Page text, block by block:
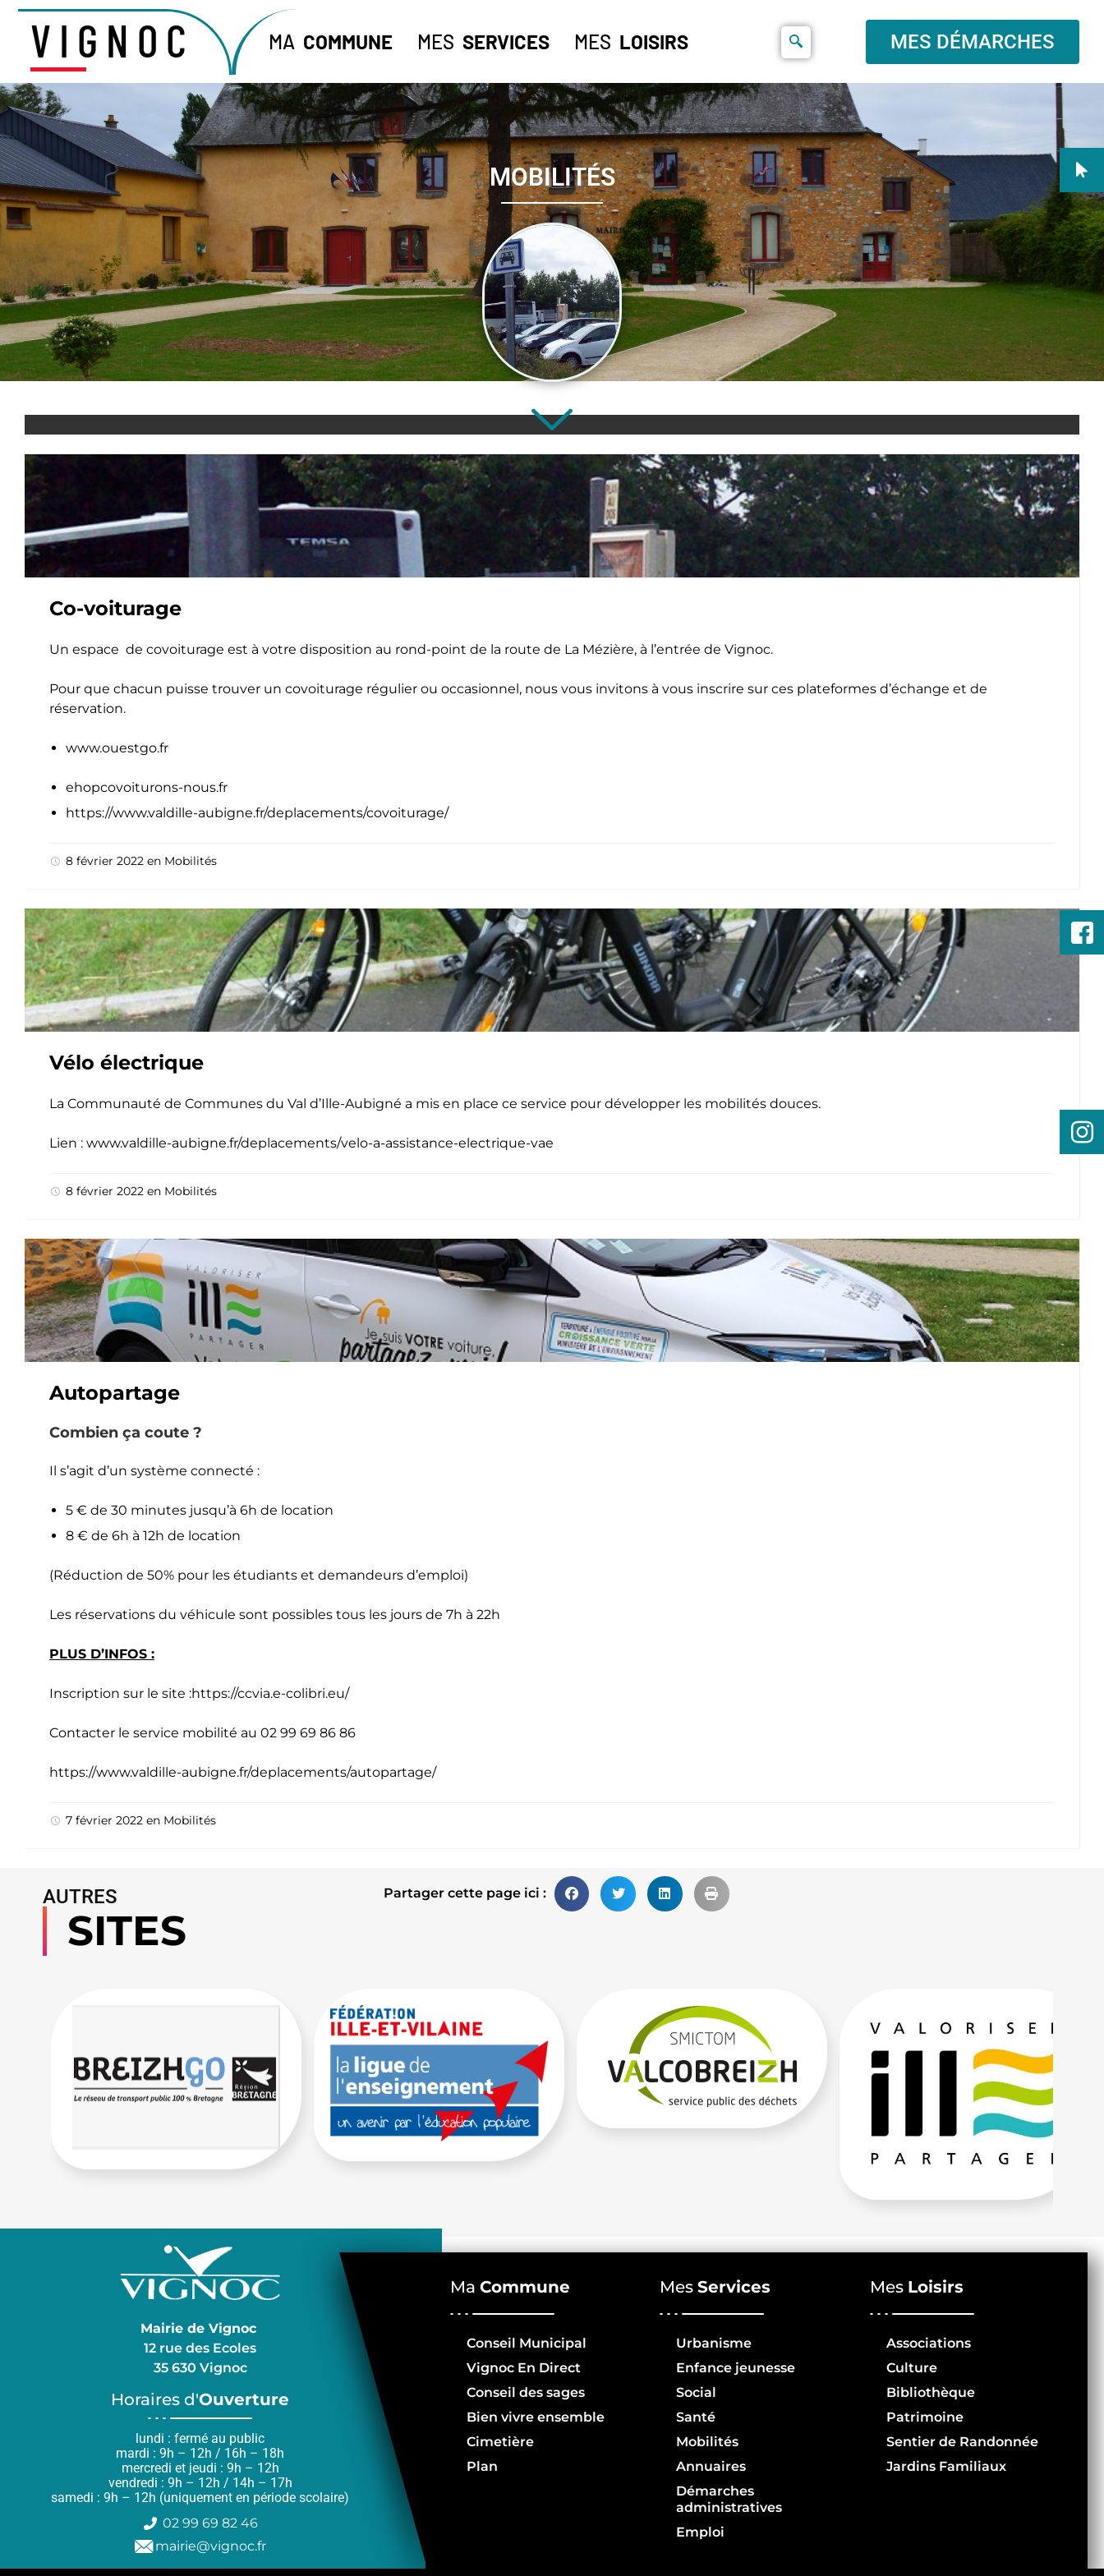
VIGNOC MA COMMUNE MES SERVICES MES LOISIRS MES DÉMARCHES
MOBILITÉS
Co-voiturage
Un espace de covoiturage est à votre disposition au rond-point de la route de La Mézière, à l’entrée de Vignoc.
Pour que chacun puisse trouver un covoiturage régulier ou occasionnel, nous vous invitons à vous inscrire sur ces plateformes d’échange et de
réservation.
www.ouestgo.fr
ehopcovoiturons-nous.fr
https://www.valdille-aubigne.fr/deplacements/covoiturage/
8 février 2022 en Mobilités
Vélo électrique
La Communauté de Communes du Val d’Ille-Aubigné a mis en place ce service pour développer les mobilités douces.
Lien : www.valdille-aubigne.fr/deplacements/velo-a-assistance-electrique-vae
8 février 2022 en Mobilités
Autopartage
Combien ça coute ?
Il s’agit d’un système connecté :
5 € de 30 minutes jusqu’à 6h de location
8 € de 6h à 12h de location
(Réduction de 50% pour les étudiants et demandeurs d’emploi)
Les réservations du véhicule sont possibles tous les jours de 7h à 22h
PLUS D’INFOS :
Inscription sur le site :https://ccvia.e-colibri.eu/
Contacter le service mobilité au 02 99 69 86 86
https://www.valdille-aubigne.fr/deplacements/autopartage/
7 février 2022 en Mobilités
Partager cette page ici :
AUTRES
SITES
Mairie de Vignoc
12 rue des Ecoles
35 630 Vignoc
Horaires d'Ouverture
lundi : fermé au public
mardi : 9h – 12h / 16h – 18h
mercredi et jeudi : 9h – 12h
vendredi : 9h – 12h / 14h – 17h
samedi : 9h – 12h (uniquement en période scolaire)
02 99 69 82 46
mairie@vignoc.fr
Ma Commune
Conseil Municipal
Vignoc En Direct
Conseil des sages
Bien vivre ensemble
Cimetière
Plan
MesServices
Urbanisme
Enfance jeunesse
Social
Santé
Mobilités
Annuaires
Démarches
administratives
Emploi
Mes Loisirs
Associations
Culture
Bibliothèque
Patrimoine
Sentier de Randonnée
Jardins Familiaux